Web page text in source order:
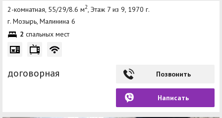
2-комнатная, 55/29/8.6 м2 , Этаж 7 из 9, 1970 г.
г. Мозырь, Малинина 6
2 спальных мест
договорная Позвонить
Написать